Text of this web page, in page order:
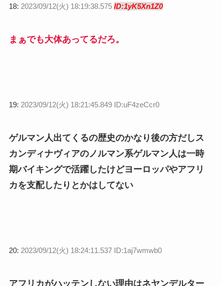
18: 2023/09/12(火) 18:19:38.575 ID:1yK5Xn1Z0
まぁでも大体あってるだろ。
19: 2023/09/12(火) 18:21:45.849 ID:uF4zeCcr0
ゲルマン人出てくるの歴史のかなり後の方だしス
カンディナヴィアのノルマン系ゲルマン人は一時
期バイキングで活躍したけどヨーロッパやアフリ
カを支配したりとかはしてない
20: 2023/09/12(火) 18:24:11.537 ID:1aj7wmwb0
アフリカがハッテンしない理由はネヤンデルター